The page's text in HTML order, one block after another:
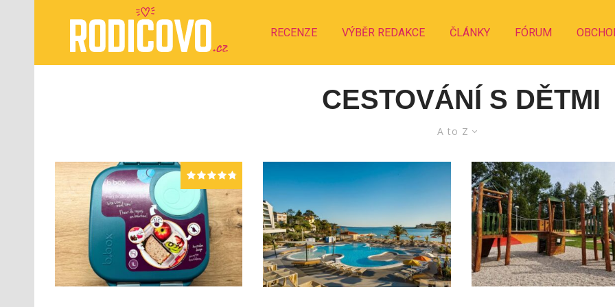
RECENZE VÝBĚR REDAKCE ČLÁNKY FÓRUM
CESTOVÁNÍ S DĚTMI
A to Z